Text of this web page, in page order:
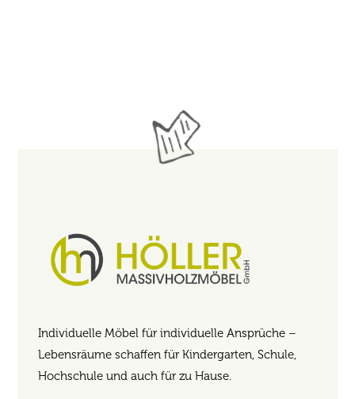
Individuelle Möbel für individuelle Ansprüche –
Lebensräume schaffen für Kindergarten, Schule,
Hochschule und auch für zu Hause.